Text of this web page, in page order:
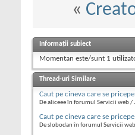
«
Informații subiect
Momentan este/sunt 1
Thread-uri Similare
Caut pe cineva care se
De aliceee în forumul Servicii web /
Caut pe cineva care se
De slobodan în forumul Servicii